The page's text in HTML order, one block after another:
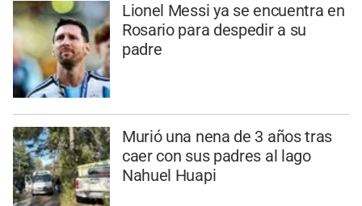
Lionel Messi ya se encuentra en
Rosario para despedir a su
padre
Murió una nena de 3 años tras
caer con sus padres al lago
Nahuel Huapi